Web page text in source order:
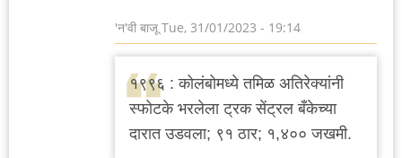
'न'वी बाजूTue, 31/01/2023 - 19:14
१९९६ : कोलंबोमध्ये तमिळ अतिरेक्यांनी
स्फोटके भरलेला ट्रक सेंट्रल बँकेच्या
दारात उडवला; ९१ ठार; १,४०० जखमी.